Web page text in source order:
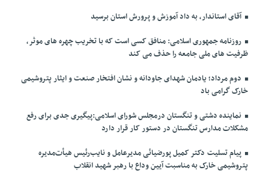
آقای استاندار، به داد آموزش و پرورش استان برسید
روزنامه جمهوری اسلامی: منافق کسی است که با تخریب چهره های موثر،
ظرفیت های ملی جامعه را حذف می کند
دوم مرداد؛ یادمان شهدای جاودانه و نشان افتخار صنعت و ایثار پتروشیمی
خارک گرامی باد
نماینده دشتی و تنگستان درمجلس شورای اسلامی:پیگیری جدی برای رفع
مشکلات مدارس تنگستان در دستور کار قرار دارد
پیام تسلیت دکتر کمیل پورضیائی مدیرعامل و نایب‌رئیس هیأت‌مدیره
پتروشیمی خارک به مناسبت آیین وداع با رهبر شهید انقلاب